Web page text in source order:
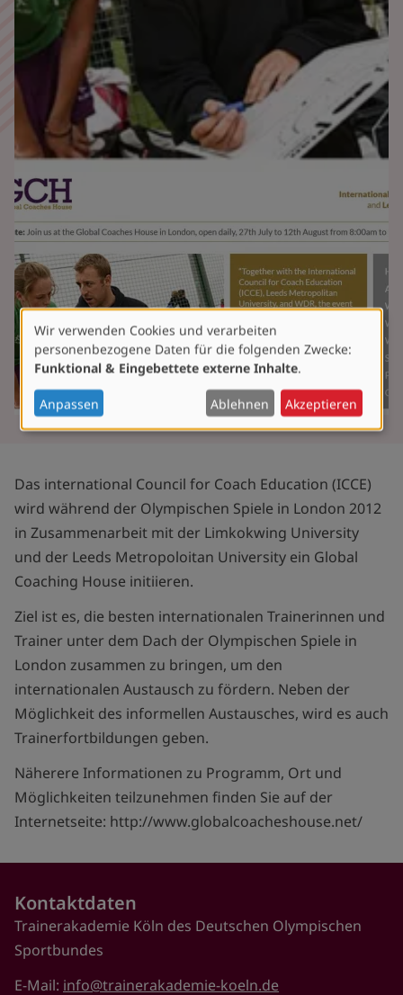
Das international Council for Coach Education (ICCE)
wird während der Olympischen Spiele in London 2012
in Zusammenarbeit mit der Limkokwing University
und der Leeds Metropoloitan University ein Global
Coaching House initiieren.
Ziel ist es, die besten internationalen Trainerinnen und
Trainer unter dem Dach der Olympischen Spiele in
London zusammen zu bringen, um den
internationalen Austausch zu fördern. Neben der
Möglichkeit des informellen Austausches, wird es auch
Trainerfortbildungen geben.
Näherere Informationen zu Programm, Ort und
Möglichkeiten teilzunehmen finden Sie auf der
Internetseite: http://www.globalcoacheshouse.net/
Kontaktdaten
Trainerakademie Köln des Deutschen Olympischen
Sportbundes
E-Mail: info@trainerakademie-koeln.de
Verwendung
von
personenbezogenen
Daten
und
Cookies
Wir verwenden Cookies und verarbeiten
personenbezogene Daten für die folgenden Zwecke:
Funktional & Eingebettete externe Inhalte.
Anpassen Ablehnen Akzeptieren